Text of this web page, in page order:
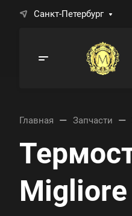
Санкт-Петербург
Главная — Запчасти —
Migliore